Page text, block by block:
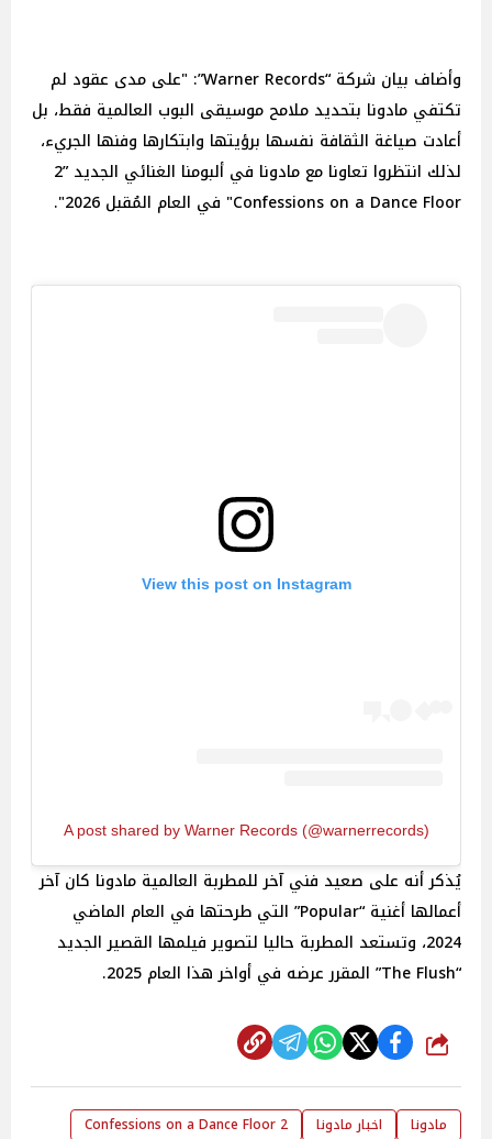
وأضاف بيان شركة “Warner Records”: "على مدى عقود لم
تكتفي مادونا بتحديد ملامح موسيقى البوب ​​العالمية فقط، بل
أعادت صياغة الثقافة نفسها برؤيتها وابتكارها وفنها الجريء،
لذلك انتظروا تعاونا مع مادونا في ألبومنا الغنائي الجديد ”2
Confessions on a Dance Floor" في العام المُقبل 2026".
View this post on Instagram
A post shared by Warner Records (@warnerrecords)
يُذكر أنه على صعيد فني آخر للمطربة العالمية مادونا كان آخر
أعمالها أغنية “Popular” التي طرحتها في العام الماضي
2024، وتستعد المطربة حاليا لتصوير فيلمها القصير الجديد
“The Flush” المقرر عرضه في أواخر هذا العام 2025.
شارك
مادونا اخبار مادونا
2 Confessions on a Dance Floor